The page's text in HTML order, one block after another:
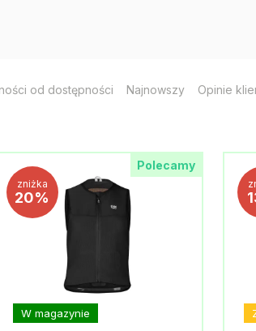
od dostępności Najnowszy Opinie
Polecamy
zniżka
20%
W magazynie